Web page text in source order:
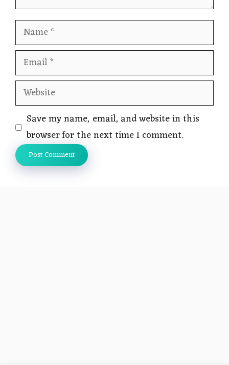
Name
Email
Website
Save my name, email, and website in this
browser for the next time I comment.